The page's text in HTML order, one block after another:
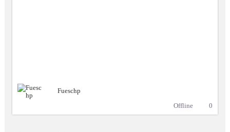
Fueschp
Offline
0